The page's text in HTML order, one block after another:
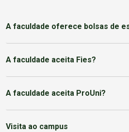
A faculdade oferece bolsas de
A faculdade aceita Fies?
A faculdade aceita ProUni?
Visita ao campus